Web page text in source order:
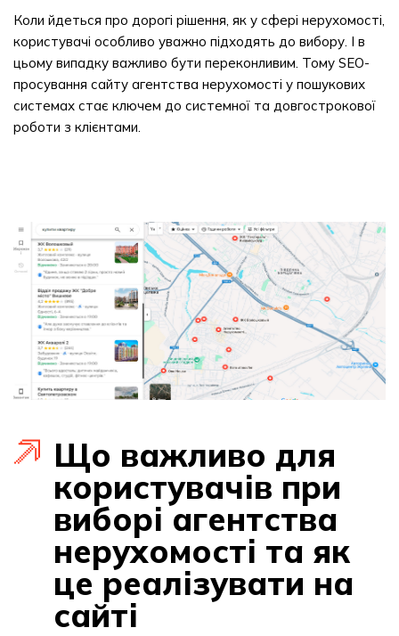
Коли йдеться про дорогі рішення, як у сфері нерухомості,
користувачі особливо уважно підходять до вибору. І в
цьому випадку важливо бути переконливим. Тому SEO-
просування сайту агентства нерухомості у пошукових
системах стає ключем до системної та довгострокової
роботи з клієнтами.
Що важливо для
користувачів при
виборі агентства
нерухомості та як
це реалізувати на
сайті